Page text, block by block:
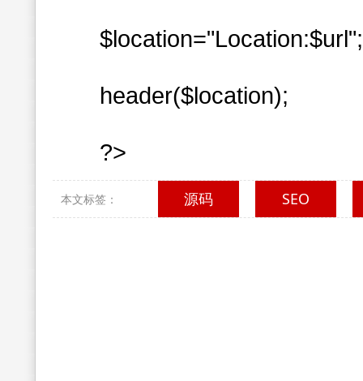
$location="Location:$url";
header($location);
?>
本文标签： 源码 SEO